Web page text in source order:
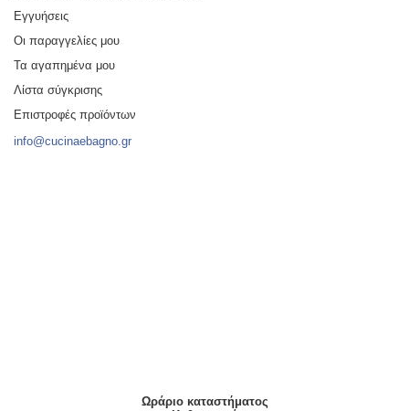
Εγγυήσεις
Οι παραγγελίες μου
Τα αγαπημένα μου
Λίστα σύγκρισης
Επιστροφές προϊόντων
info@cucinaebagno.gr
Ωράριο καταστήματος